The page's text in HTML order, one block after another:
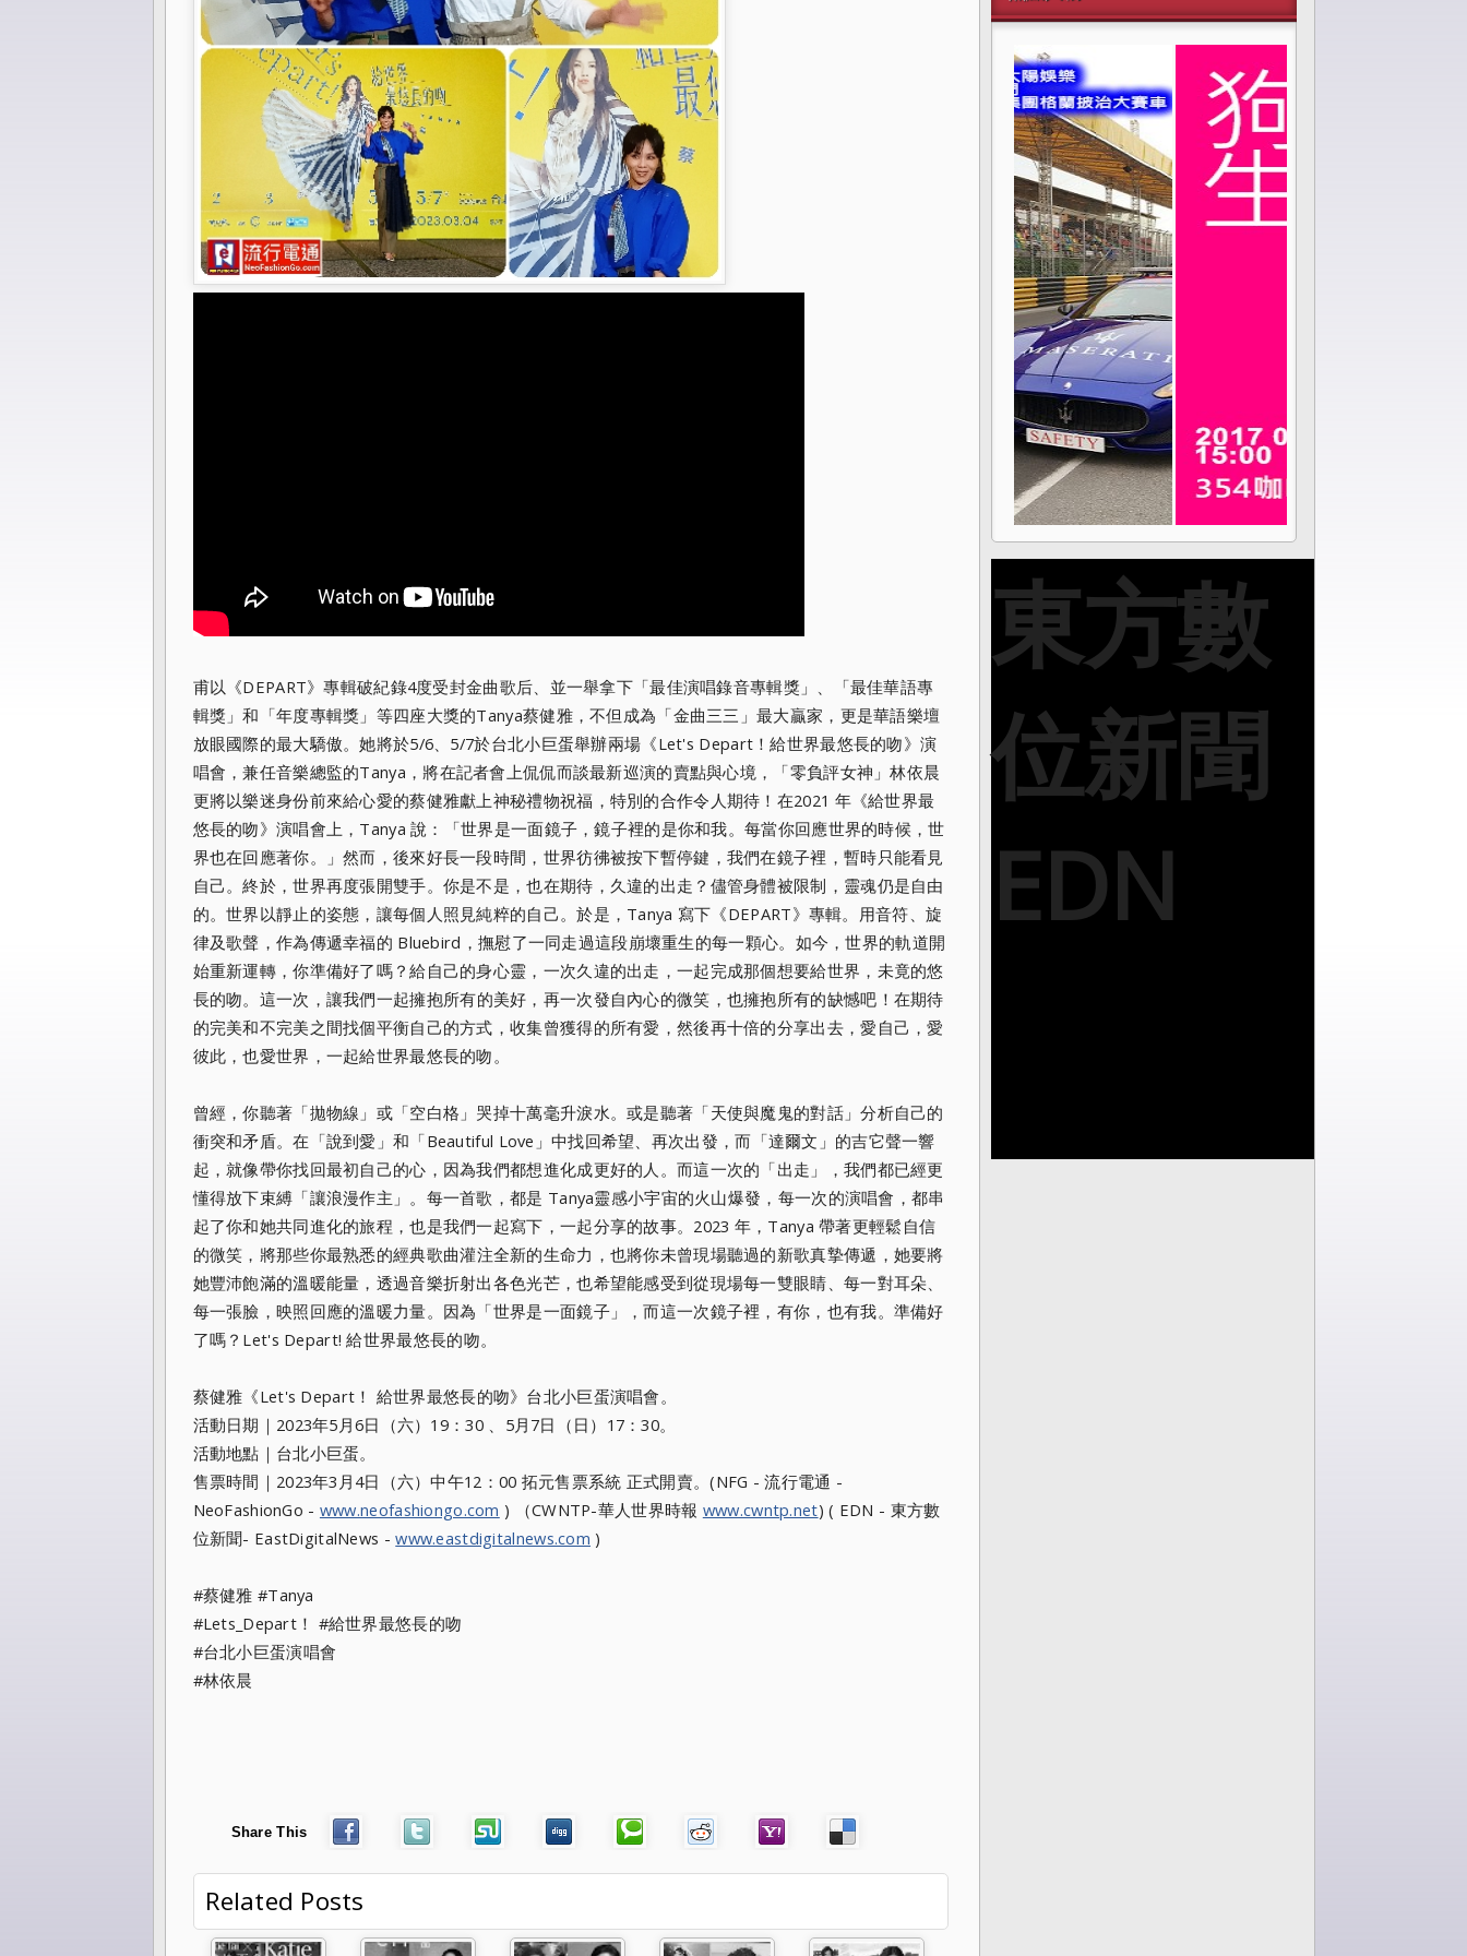
甫以《DEPART》專輯破紀錄4度受封金曲歌后、並一舉拿下「最佳演唱錄音專輯獎」 、「最佳華語專
輯獎」和「年度專輯獎」 等四座大獎的Tanya蔡健雅，不但成為「金曲三三」最大贏家， 更是華語樂壇
放眼國際的最大驕傲。她將於5/6、5/7於台北小巨蛋舉辦兩場《Let's Depart！給世界最悠長的吻》演
唱會，兼任音樂總監的Tanya，將在記者會上侃侃而談最新巡演的賣點與心境，「零負評女神」林依晨
更將以樂迷身份前來給心愛的蔡健雅獻上神秘禮物祝福， 特別的合作令人期待！在2021 年《給世界最
悠長的吻》演唱會上，Tanya 說：「世界是一面鏡子，鏡子裡的是你和我。每當你回應世界的時候，世
界也在回應著你。」然而，後來好長一段時間，世界彷彿被按下暫停鍵，我們在鏡子裡， 暫時只能看見
自己。終於，世界再度張開雙手。你是不是，也在期待，久違的出走？儘管身體被限制，靈魂仍是自由
的。世界以靜止的姿態，讓每個人照見純粹的自己。於是，Tanya 寫下《DEPART》專輯。用音符、旋
律及歌聲，作為傳遞幸福的 Bluebird，撫慰了一同走過這段崩壞重生的每一顆心。 如今，世界的軌道開
始重新運轉，你準備好了嗎？給自己的身心靈， 一次久違的出走，一起完成那個想要給世界，未竟的悠
長的吻。 這一次，讓我們一起擁抱所有的美好，再一次發自內心的微笑， 也擁抱所有的缺憾吧！ 在期待
的完美和不完美之間找個平衡自己的方式，收集曾獲得的所有愛，然後再十倍的分享出去，愛自己，愛
彼此，也愛世界，一起給世界最悠長的吻。
曾經，你聽著「拋物線」或「空白格」哭掉十萬毫升淚水。或是聽著「天使與魔鬼的對話」分析自己的
衝突和矛盾。在「說到愛」和「Beautiful Love」中找回希望、再次出發，而「達爾文」的吉它聲一響
起，就像帶你找回最初自己的心，因為我們都想進化成更好的人。而這一次的「出走」，我們都已經更
懂得放下束縛「讓浪漫作主」。 每一首歌，都是 Tanya靈感小宇宙的火山爆發，每一次的演唱會， 都串
起了你和她共同進化的旅程，也是我們一起寫下， 一起分享的故事。2023 年，Tanya 帶著更輕鬆自信
的微笑， 將那些你最熟悉的經典歌曲灌注全新的生命力， 也將你未曾現場聽過的新歌真摯傳遞， 她要將
她豐沛飽滿的溫暖能量，透過音樂折射出各色光芒，也希望能感受到從現場每一雙眼睛、每一對耳朵、
每一張臉， 映照回應的溫暖力量。因為「世界是一面鏡子」，而這一次鏡子裡， 有你，也有我。準備好
了嗎？Let's Depart! 給世界最悠長的吻。
蔡健雅《Let's Depart！ 給世界最悠長的吻》台北小巨蛋演唱會。
活動日期｜2023年5月6日（六）19：30 、5月7日（日）17：30。
活動地點｜台北小巨蛋。
售票時間｜2023年3月4日（六）中午12：00 拓元售票系統 正式開賣。(NFG - 流行電通 -
NeoFashionGo - www.neofashiongo.com ) （CWNTP-華人世界時報 www.cwntp.net) ( EDN - 東方數
位新聞- EastDigitalNews -www.eastdigitalnews.com )
#蔡健雅 #Tanya
#Lets_Depart！ #給世界最悠長的吻
#台北小巨蛋演唱會
#林依晨
Share This
Related Posts
東方數
位新聞
EDN